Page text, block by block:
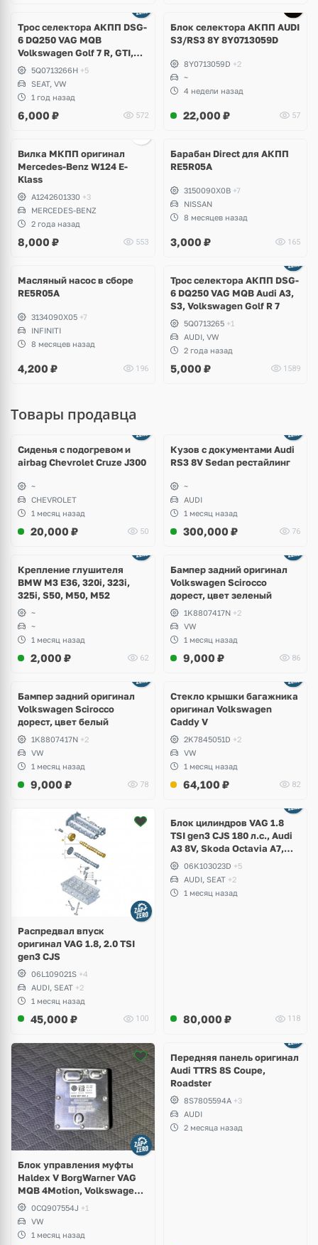
Tрос селектора АКПП DSG-
6 DQ250 VAG MQB
Volkswagen Golf 7 R, GTI,
Alltrack, Seat Leon Сupra
5Q0713266H +5
SEAT, VW
1 год назад
6,000 ₽ 572
Блок селектора АКПП AUDI
S3/RS3 8Y 8Y0713059D
8Y0713059D +2
~
4 недели назад
22,000 ₽ 57
Вилка МКПП оригинал
Mercedes-Benz W124 E-
Klass
A1242601330 +3
MERCEDES-BENZ
2 года назад
8,000 ₽ 553
Барабан Direct для АКПП
RE5R05A
3150090X0B +7
NISSAN
8 месяцев назад
3,000 ₽ 165
Масляный насос в сборе
RE5R05A
3134090X05 +7
INFINITI
8 месяцев назад
4,200 ₽ 196
Трос селектора АКПП DSG-
6 DQ250 VAG MQB Audi A3,
S3, Volkswagen Golf R 7
5Q0713265 +1
AUDI, VW
2 года назад
5,000 ₽ 1589
Товары продавца
Сиденья с подогревом и
airbag Chevrolet Cruze J300
~
CHEVROLET
1 месяц назад
20,000 ₽ 50
Кузов с документами Audi
RS3 8V Sedan рестайлинг
~
AUDI
1 месяц назад
300,000 ₽ 76
Крепление глушителя
BMW M3 E36, 320i, 323i,
325i, S50, M50, M52
~
~
1 месяц назад
2,000 ₽ 62
Бампер задний оригинал
Volkswagen Scirocco
дорест, цвет зеленый
1K8807417N +2
VW
1 месяц назад
9,000 ₽ 86
Бампер задний оригинал
Volkswagen Scirocco
дорест, цвет белый
1K8807417N +2
VW
1 месяц назад
9,000 ₽ 78
Стекло крышки багажника
оригинал Volkswagen
Caddy V
2K7845051D +2
VW
1 месяц назад
64,100 ₽ 82
Распредвал впуск
оригинал VAG 1.8, 2.0 TSI
gen3 CJS
06L109021S +4
AUDI, SEAT +2
1 месяц назад
45,000 ₽ 100
2 фото
Блок цилиндров VAG 1.8
TSI gen3 CJS 180 л.с., Audi
A3 8V, Skoda Octavia A7,
Superb, Volkswagen Passat
B8, Golf VII Alltrack, Seat
Leon
06K103023D +5
AUDI, SEAT +2
1 месяц назад
80,000 ₽ 118
Блок управления муфты
Haldex V BorgWarner VAG
MQB 4Motion, Volkswagen
Tiguan
0CQ907554J +1
VW
1 месяц назад
2 фото
Передняя панель оригинал
Audi TTRS 8S Coupe,
Roadster
8S7805594A +3
AUDI
2 месяца назад